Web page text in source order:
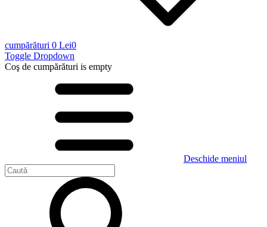
cumpărături 0 Lei0
Toggle Dropdown
Coş de cumpărături is empty
Deschide meniul